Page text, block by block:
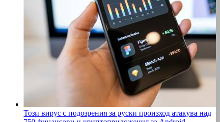
Този вирус с подозрения за руски произход атакува над